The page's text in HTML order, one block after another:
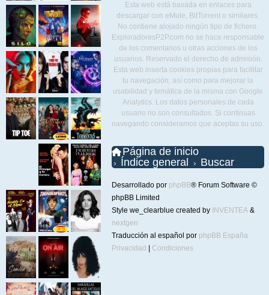
Esta web está basada en enlaces para
descargar con eMule, BitTorrent o similares.
No contiene alojado ningún tipo de fichero.
ExploradoresP2P.com no se hace responsable
de los comentarios u otras acciones de los
usuarios. Reservado el derecho de admisión.
Esta web inserta cookies propias para facilitar
tu navegación, así como para mejorar la
usabilidad y temática de la misma con Google
Analytics. Los datos personales de cada
usuario no son consultados. Si continuas
navegando consideramos que aceptas su uso.
Página de inicio
Índice general
Buscar
Desarrollado por phpBB® Forum Software ©
phpBB Limited
Style we_clearblue created by INVENTEA &
nextgen
Traducción al español por phpBB España
Privacidad
Condiciones